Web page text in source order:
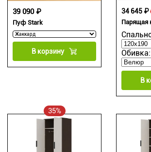
Пуф Stark
39 090 ₽
В корзину
Парящая
Обивка:
34 645 ₽
В
35%